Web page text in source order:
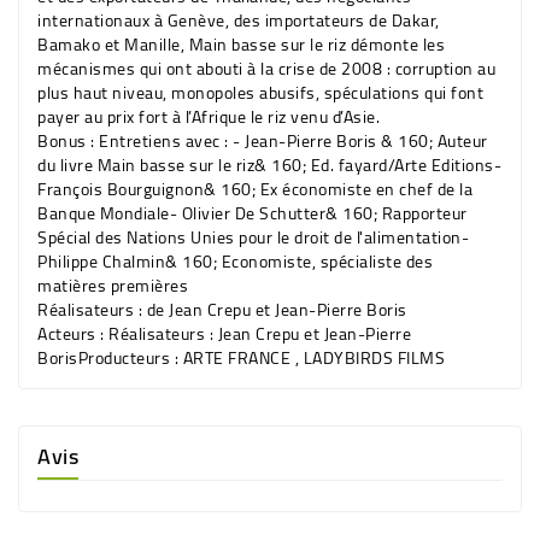
internationaux à Genève, des importateurs de Dakar,
Bamako et Manille, Main basse sur le riz démonte les
mécanismes qui ont abouti à la crise de 2008 : corruption au
plus haut niveau, monopoles abusifs, spéculations qui font
payer au prix fort à l’Afrique le riz venu d’Asie.
Bonus :Entretiens avec : - Jean-Pierre Boris & 160; Auteur
du livre Main basse sur le riz& 160; Ed. fayard/Arte Editions-
François Bourguignon& 160; Ex économiste en chef de la
Banque Mondiale- Olivier De Schutter& 160; Rapporteur
Spécial des Nations Unies pour le droit de l'alimentation-
Philippe Chalmin& 160; Economiste, spécialiste des
matières premières
Réalisateurs :de Jean Crepu et Jean-Pierre Boris
Acteurs :Réalisateurs : Jean Crepu et Jean-Pierre
BorisProducteurs : ARTE FRANCE , LADYBIRDS FILMS
Avis